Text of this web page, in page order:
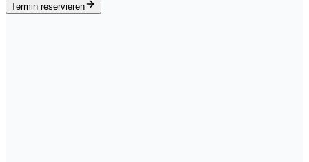
Termin reservieren